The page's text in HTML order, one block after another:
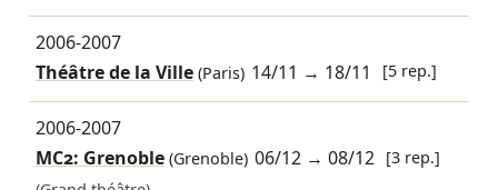
2006-2007
Théâtre de la Ville(Paris) 14/11 → 18/11 [5 rep.]
2006-2007
MC2: Grenoble(Grenoble) 06/12 →08/12 [3 rep.]